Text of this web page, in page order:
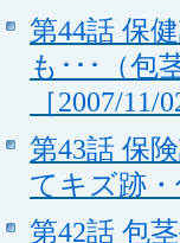
第44話 保
も･･･（包
［2007/11/
第43話 保
てキズ跡・
第42話 包